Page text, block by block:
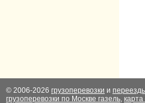
© 2006-2026 грузоперевозки и
грузоперевозки по Москве газель, карта